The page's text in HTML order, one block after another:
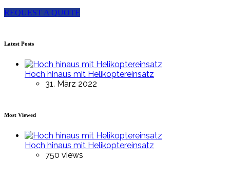
REQUEST A QUOTE
Latest Posts
Hoch hinaus mit Helikoptereinsatz
31. März 2022
Most Viewed
Hoch hinaus mit Helikoptereinsatz
750 views